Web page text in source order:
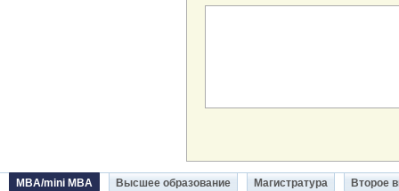
MBA/mini MBA Высшее образование Магистратура Второе